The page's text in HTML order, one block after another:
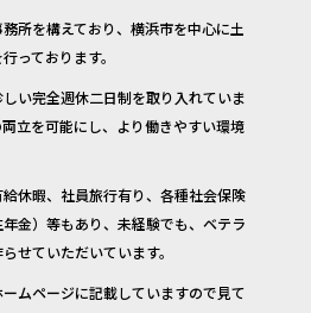
所を構えており、横浜市を中心に土
っております。
い完全週休二日制を取り入れていま
立を可能にし、より働きやすい環境
休暇、社員旅行有り、各種社会保険
年金）等もあり、未経験でも、ベテラ
せていただいています。
ムページに記載していますので見て